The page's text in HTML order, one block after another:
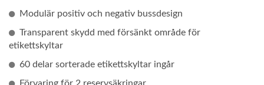
Modulär positiv och negativ bussdesign
Transparent skydd med försänkt område för
etikettskyltar
60 delar sorterade etikettskyltar ingår